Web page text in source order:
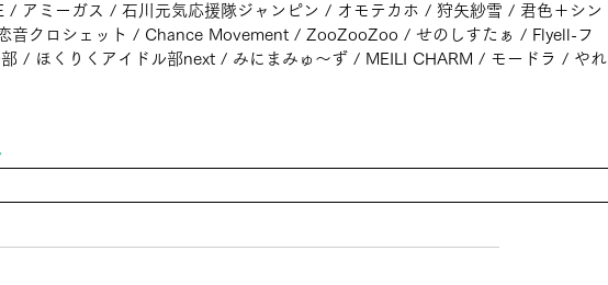
/ アミーガス / 石川元気応援隊ジャンピン / オモテカホ / 狩矢紗雪 / 君色＋シン
音クロシェット / Chance Movement / ZooZooZoo / せのしすたぁ / Flyell-フ
/ ほくりくアイドル部next / みにまみゅ～ず / MEILI CHARM / モードラ / やれ